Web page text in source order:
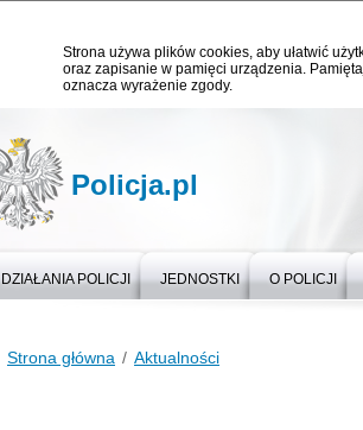
Strona używa plików cookies, aby ułatwić
oraz zapisanie w pamięci urządzenia.
oznacza wyrażenie zgody.
Policja.pl
DZIAŁANIA POLICJI JEDNOSTKI O POLICJI
Strona główna Aktualności